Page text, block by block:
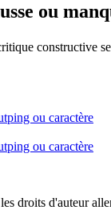
ou
constructive
droits d'auteur